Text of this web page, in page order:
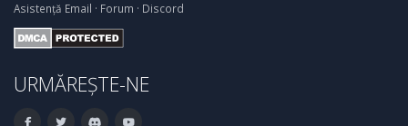
Asistență Email · Forum · Discord
URMĂREȘTE-NE